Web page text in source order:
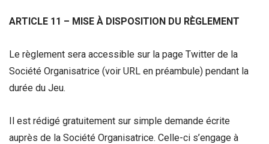
ARTICLE 11 – MISE À DISPOSITION DU RÈGLEMENT
Le règlement sera accessible sur la page Twitter de la
Société Organisatrice (voir URL en préambule) pendant la
durée du Jeu.
Il est rédigé gratuitement sur simple demande écrite
auprès de la Société Organisatrice. Celle-ci s’engage à